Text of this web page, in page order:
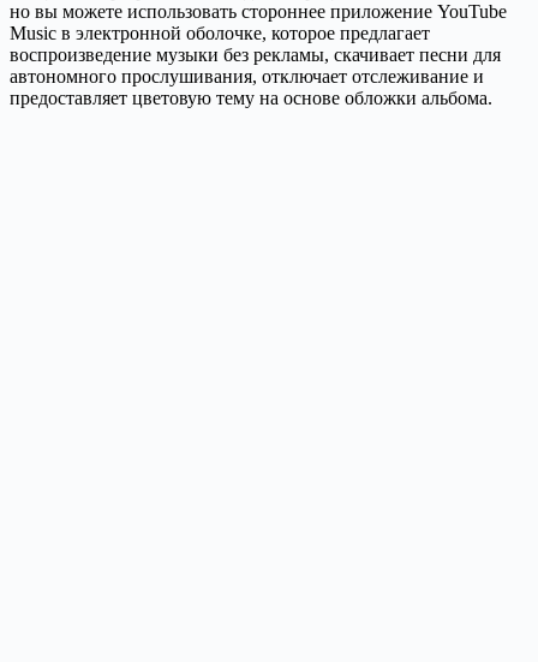
но вы можете использовать стороннее приложение YouTube
Music в электронной оболочке, которое предлагает
воспроизведение музыки без рекламы, скачивает песни для
автономного прослушивания, отключает отслеживание и
предоставляет цветовую тему на основе обложки альбома.